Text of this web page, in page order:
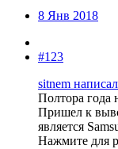
8 Янв 2018
#123
sitnem
Полтора года
Пришел к
является
Нажмите для